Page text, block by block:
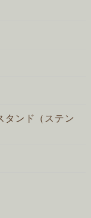
タンド（ステン